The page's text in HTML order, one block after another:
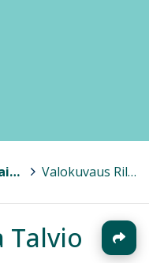
Taide Valokuvaus Rilla Talvio
Talvio